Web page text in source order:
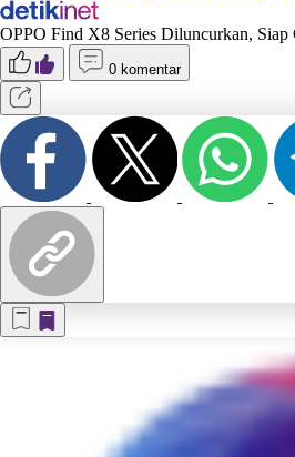
OPPO Find X8 Series Diluncurkan, Siap
0 komentar